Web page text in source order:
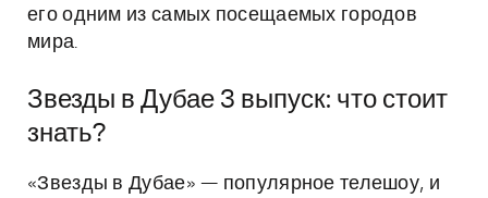
его одним из самых посещаемых городов
мира.
Звезды в Дубае 3 выпуск: что стоит
знать?
«Звезды в Дубае» — популярное телешоу, и